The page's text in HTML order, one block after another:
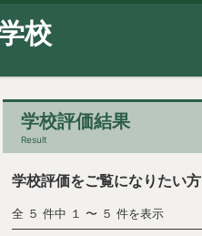
校
学校評価結果
Result
学校評価をご覧になりたい
全 ５ 件中 １ 〜 ５ 件を表示